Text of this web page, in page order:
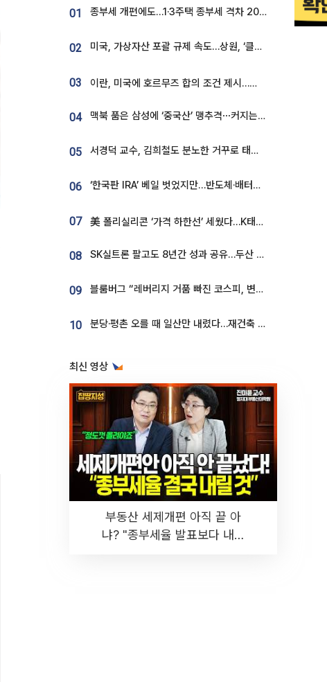
01 종부세 개편에도…1·3주택 종부세 격차 2028년부터 확대
02 미국, 가상자산 포괄 규제 속도…상원, ‘클래리티법’ 9월 절차투표 추진
03 이란, 미국에 호르무즈 합의 조건 제시…美 “경기 아직 안 끝나” [종합]
04 맥북 품은 삼성에 ‘중국산’ 맹추격⋯커지는 노트북 OLED 시장
05 서경덕 교수, 김희철도 분노한 거꾸로 태극기⋯"엉터리는 아냐, 아쉬울 뿐"
06 ‘한국판 IRA’ 베일 벗었지만…반도체·배터리 업계 “시행령이 관건”
07 美 폴리실리콘 ‘가격 하한선’ 세웠다…K태양광 수혜 기대
08 SK실트론 팔고도 8년간 성과 공유…두산 인수대금 2.3조가 끝 아냐
09 블룸버그 “레버리지 거품 빠진 코스피, 변동성 최악 국면 지났을 가능성”
10 분당·평촌 오를 때 일산만 내렸다…재건축 기대감도 ‘무색’
최신 영상
부동산 세제개편 아직 끝 아
냐? "종부세율 발표보다 내릴